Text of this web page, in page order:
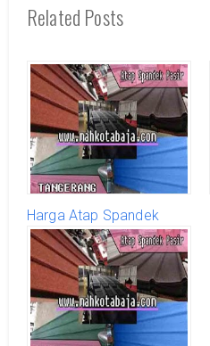
Related Posts
Harga Atap Spandek
Pasir Jayanti Terbaru
2026